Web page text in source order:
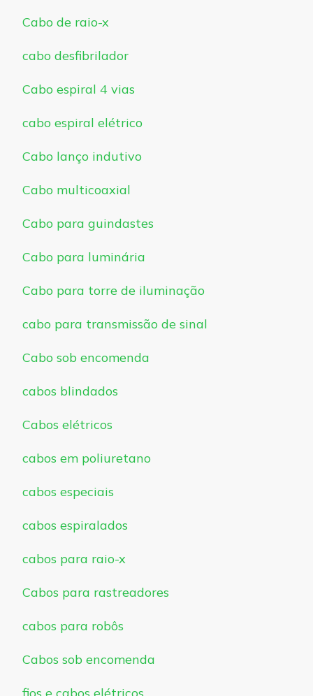
Cabo de raio-x
cabo desfibrilador
Cabo espiral 4 vias
cabo espiral elétrico
Cabo lanço indutivo
Cabo multicoaxial
Cabo para guindastes
Cabo para luminária
Cabo para torre de iluminação
cabo para transmissão de sinal
Cabo sob encomenda
cabos blindados
Cabos elétricos
cabos em poliuretano
cabos especiais
cabos espiralados
cabos para raio-x
Cabos para rastreadores
cabos para robôs
Cabos sob encomenda
fios e cabos elétricos